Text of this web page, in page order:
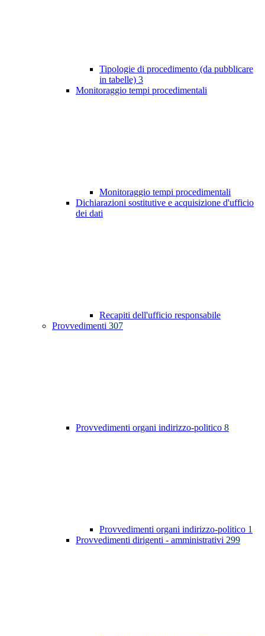
Tipologie di procedimento (da pubblicare
in tabelle) 3
Monitoraggio tempi procedimentali
Monitoraggio tempi procedimentali
Dichiarazioni sostitutive e acquisizione d'ufficio
dei dati
Recapiti dell'ufficio responsabile
Provvedimenti 307
Provvedimenti organi indirizzo-politico 8
Provvedimenti organi indirizzo-politico 1
Provvedimenti dirigenti - amministrativi 299